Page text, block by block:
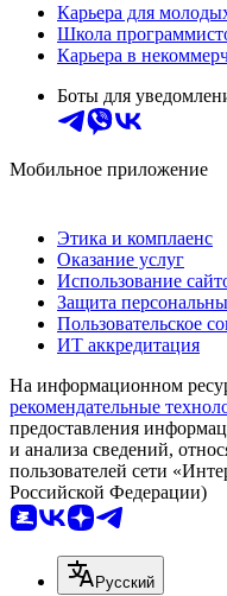
Карьера для
Школа
Карьера в
Боты для
Мобильное приложение
Этика и комплаенс
Оказание услуг
Использование
Защита
Пользовательское
ИТ аккредитация
На информационном
рекомендательные
предоставления
и анализа сведений,
пользователей сети
Российской Федерации)
Русский